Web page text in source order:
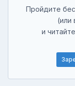
Пройдите
(или
и